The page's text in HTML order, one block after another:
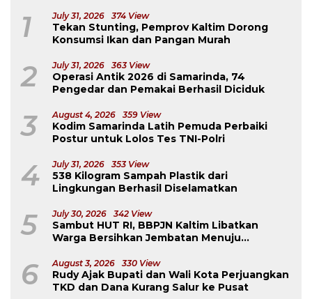
1 July 31, 2026 374 View
Tekan Stunting, Pemprov Kaltim Dorong
Konsumsi Ikan dan Pangan Murah
2 July 31, 2026 363 View
Operasi Antik 2026 di Samarinda, 74
Pengedar dan Pemakai Berhasil Diciduk
3 August 4, 2026 359 View
Kodim Samarinda Latih Pemuda Perbaiki
Postur untuk Lolos Tes TNI-Polri
4 July 31, 2026 353 View
538 Kilogram Sampah Plastik dari
Lingkungan Berhasil Diselamatkan
5 July 30, 2026 342 View
Sambut HUT RI, BBPJN Kaltim Libatkan
Warga Bersihkan Jembatan Menuju
6 August 3, 2026 330 View
Rudy Ajak Bupati dan Wali Kota Perjuangkan
TKD dan Dana Kurang Salur ke Pusat